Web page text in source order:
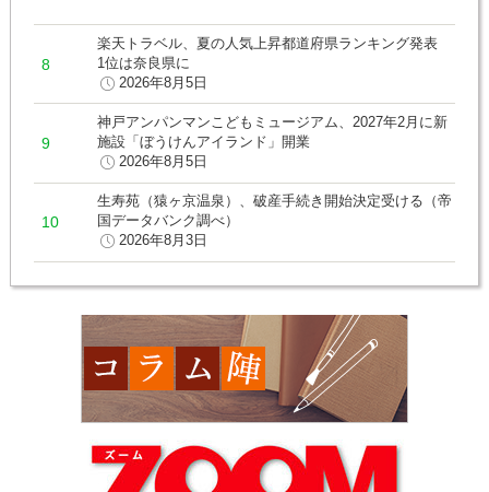
楽天トラベル、夏の人気上昇都道府県ランキング発表
1位は奈良県に
2026年8月5日
神戸アンパンマンこどもミュージアム、2027年2月に新
施設「ぼうけんアイランド」開業
2026年8月5日
生寿苑（猿ヶ京温泉）、破産手続き開始決定受ける（帝
国データバンク調べ）
2026年8月3日